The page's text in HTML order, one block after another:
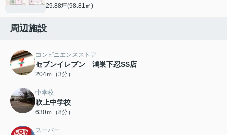
29.88坪(98.81㎡)
周辺施設
コンビニエンスストア
セブンイレブン 鴻巣下忍SS店
204ｍ（3分）
中学校
吹上中学校
630ｍ（8分）
スーパー